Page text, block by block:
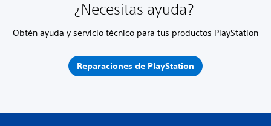
¿Necesitas ayuda?
Obtén ayuda y servicio técnico para tus productos PlayStation
Reparaciones de PlayStation